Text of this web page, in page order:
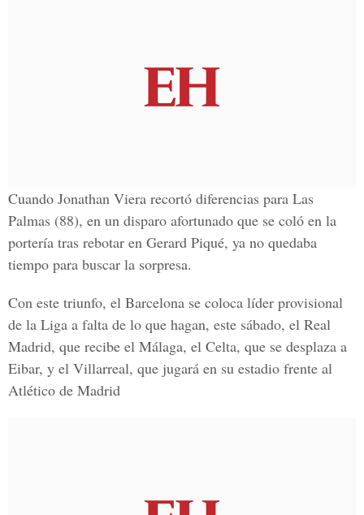
Cuando Jonathan Viera recortó diferencias para Las
Palmas (88), en un disparo afortunado que se coló en la
portería tras rebotar en Gerard Piqué, ya no quedaba
tiempo para buscar la sorpresa.
Con este triunfo, el Barcelona se coloca líder provisional
de la Liga a falta de lo que hagan, este sábado, el Real
Madrid, que recibe el Málaga, el Celta, que se desplaza a
Eibar, y el Villarreal, que jugará en su estadio frente al
Atlético de Madrid